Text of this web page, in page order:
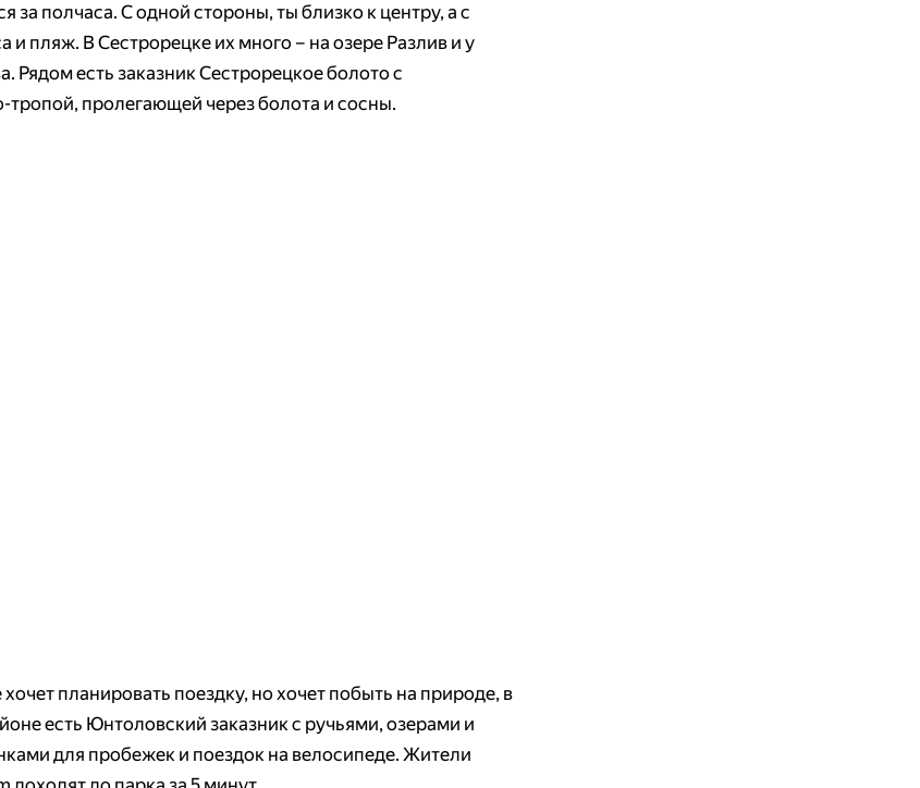
за полчаса. С одной стороны, ты близко к центру, а с
и пляж. В Сестрорецке их много – на озере Разлив и у
Рядом есть заказник Сестрорецкое болото с
тропой, пролегающей через болота и сосны.
хочет планировать поездку, но хочет побыть на природе, в
есть Юнтоловский заказник с ручьями, озерами и
для пробежек и поездок на велосипеде. Жители